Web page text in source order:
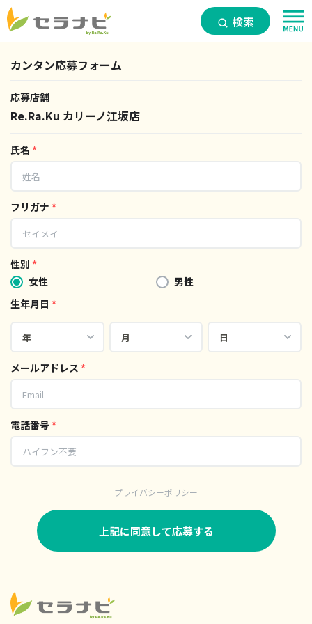
検索
カンタン応募フォーム
応募店舗
Re.Ra.Ku カリーノ江坂店
氏名 *
フリガナ *
性別 *
女性
男性
生年月日 *
メールアドレス *
電話番号 *
プライバシーポリシー